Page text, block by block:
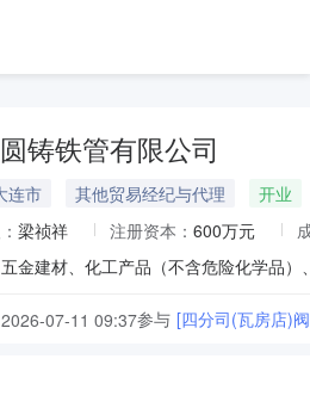
铸铁管有限公司
连市 其他贸易经纪与代理
开业
梁祯祥 注册资本： 600万元
五金建材、化工产品（不含危险化学品
2026-07-11 09:37参与 [四分司(瓦房店)